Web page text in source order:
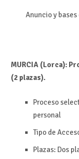
Anuncio y
MURCIA (Lorca):
(2 plazas).
Proceso
personal
Tipo de
Plazas: Dos